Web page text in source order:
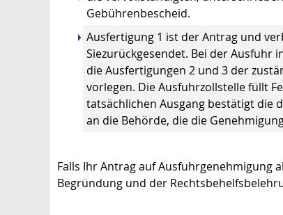
Gebührenbescheid.
Ausfertigung 1 ist der Antrag und
Siezurückgesendet. Bei der Ausfuhr
die Ausfertigungen 2 und 3 der
vorlegen. Die Ausfuhrzollstelle füllt
tatsächlichen Ausgang bestätigt die
an die Behörde, die die
Falls Ihr Antrag auf Ausfuhrgenehmigung
Begründung und der